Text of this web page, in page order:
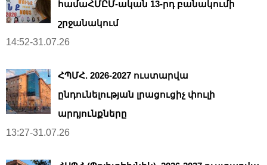
համաՀՄԸՄ-ական 13-րդ բանակումի
շրջանակում
14:52-31.07.26
ՀՊՄՀ. 2026-2027 ուստարվա
ընդունելության լրացուցիչ փուլի
արդյունքները
13:27-31.07.26